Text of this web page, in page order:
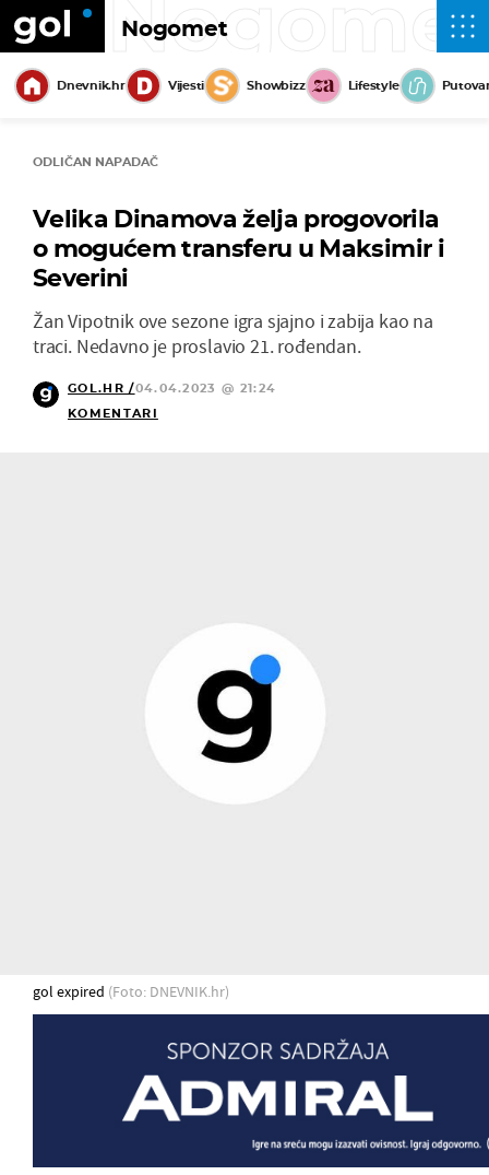
Nogomet
Dnevnik.hr Vijesti Showbizz Lifestyle
ODLIČAN NAPADAČ
Velika Dinamova želja progovorila
o mogućem transferu u Maksimir i
Severini
Žan Vipotnik ove sezone igra sjajno i zabija kao na
traci. Nedavno je proslavio 21. rođendan.
GOL.HR /04.04.2023 @ 21:24
KOMENTARI
gol expired (Foto: DNEVNIK.hr)